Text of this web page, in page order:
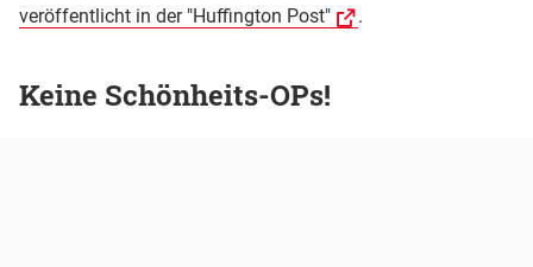
veröffentlicht in der "Huffington Post"
.
Keine Schönheits-OPs!